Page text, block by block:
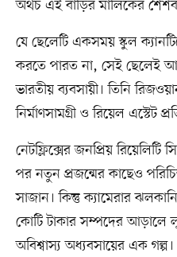
অথচ এই বাড়ির মালিকের শৈশব
যে ছেলেটি একসময় স্কুল
করতে পারত না, সেই ছেলেই
ভারতীয় ব্যবসায়ী। তিনি
নির্মাণসামগ্রী ও রিয়েল এস্টেট
নেটফ্লিক্সের জনপ্রিয় রিয়েলিটি
পর নতুন প্রজন্মের কাছেও
সাজান। কিন্তু ক্যামেরার
কোটি টাকার সম্পদের আড়ালে
অবিশ্বাস্য অধ্যবসায়ের এক গল্প।